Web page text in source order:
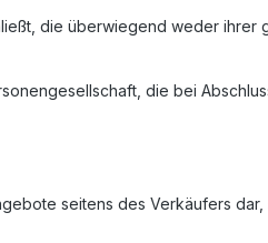
die überwiegend weder
die bei
seitens des Verkäufers